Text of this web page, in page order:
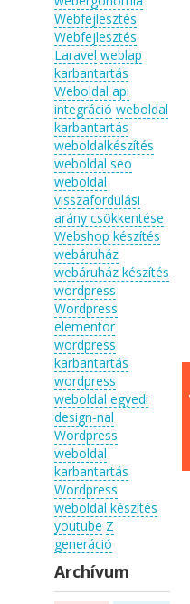
Webfejlesztés
Webfejlesztés
Laravel weblap
karbantartás
Weboldal api
integráció weboldal
karbantartás
weboldalkészítés
weboldal seo
weboldal
visszafordulási
arány csökkentése
Webshop készítés
webáruház
webáruház készítés
wordpress
Wordpress
elementor
wordpress
karbantartás
wordpress
weboldal egyedi
design-nal
Wordpress
weboldal
karbantartás
Wordpress
weboldal készítés
youtube Z
generáció
Archívum